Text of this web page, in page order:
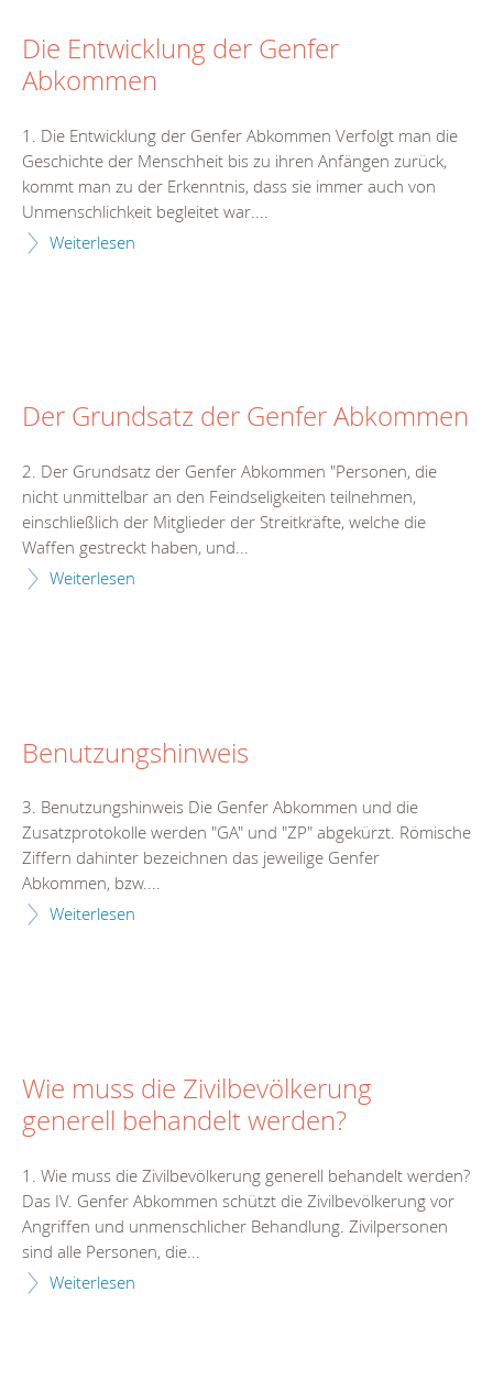
Die Entwicklung der Genfer
Abkommen
1. Die Entwicklung der Genfer Abkommen Verfolgt man die
Geschichte der Menschheit bis zu ihren Anfängen zurück,
kommt man zu der Erkenntnis, dass sie immer auch von
Unmenschlichkeit begleitet war....
Weiterlesen
Der Grundsatz der Genfer Abkommen
2. Der Grundsatz der Genfer Abkommen "Personen, die
nicht unmittelbar an den Feindseligkeiten teilnehmen,
einschließlich der Mitglieder der Streitkräfte, welche die
Waffen gestreckt haben, und...
Weiterlesen
Benutzungshinweis
3. Benutzungshinweis Die Genfer Abkommen und die
Zusatzprotokolle werden "GA" und "ZP" abgekürzt. Römische
Ziffern dahinter bezeichnen das jeweilige Genfer
Abkommen, bzw....
Weiterlesen
Wie muss die Zivilbevölkerung
generell behandelt werden?
1. Wie muss die Zivilbevölkerung generell behandelt werden?
Das IV. Genfer Abkommen schützt die Zivilbevölkerung vor
Angriffen und unmenschlicher Behandlung. Zivilpersonen
sind alle Personen, die...
Weiterlesen